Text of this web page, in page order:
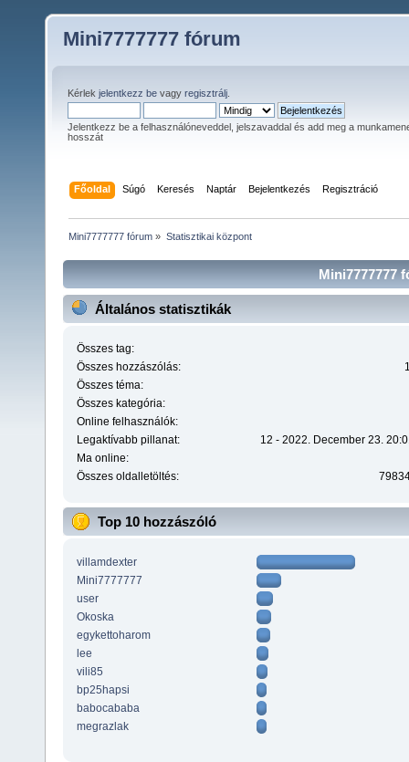
Mini7777777 fórum
Kérlek jelentkezz be vagy regisztrálj
Jelentkezz be a felhasználóneveddel, jelszavaddal és add meg a
hosszát
Főoldal Súgó Keresés Naptár Bejelentkezés Regisztráció
Mini7777777 fórum » Statisztikai központ
Mini7777777
Általános statisztikák
Összes tag:
Összes hozzászólás:
Összes téma:
Összes kategória:
Online felhasználók:
Legaktívabb pillanat:
12 - 2022. December 23.
Ma online:
Összes oldalletöltés:
Top 10 hozzászóló
villamdexter
Mini7777777
user
Okoska
egykettoharom
lee
vili85
bp25hapsi
babocababa
megrazlak